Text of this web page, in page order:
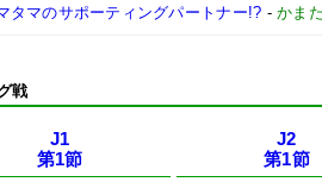
タマのサポーティングパートナー!? -かま
戦
J1
第1節
J2
第1節